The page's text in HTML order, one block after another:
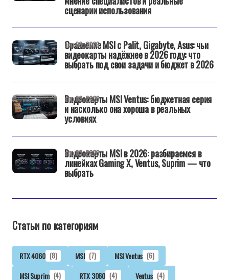
сценарии использования
Сравнение MSI с Palit, Gigabyte, Asus: чьи
видеокарты надёжнее в 2026 году: что
выбрать под свои задачи и бюджет в 2026
апр 08, 2026
Видеокарты MSI Ventus: бюджетная серия
и насколько она хороша в реальных
условиях
апр 08, 2026
Видеокарты MSI в 2026: разбираемся в
линейках Gaming X, Ventus, Suprim — что
выбрать
апр 03, 2026
Статьи по категориям
RTX 4060 (8) MSI (7) MSI Ventus (6)
MSI Suprim (4) RTX 3060 (4) Ventus (4)